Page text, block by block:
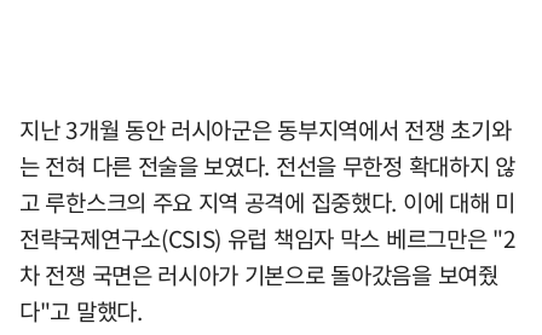
지난 3개월 동안 러시아군은 동부지역에서 전쟁 초기와
는 전혀 다른 전술을 보였다. 전선을 무한정 확대하지 않
고 루한스크의 주요 지역 공격에 집중했다. 이에 대해 미
전략국제연구소(CSIS) 유럽 책임자 막스 베르그만은 "2
차 전쟁 국면은 러시아가 기본으로 돌아갔음을 보여줬
다"고 말했다.